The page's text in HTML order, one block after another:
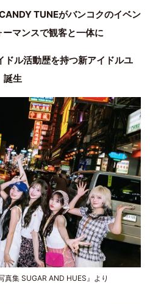
TUNEがバンコクのイベン
ーマンスで観客と一体に
ドル活動歴を持つ新アイドルユ
誕生
真集 SUGAR AND HUES』より